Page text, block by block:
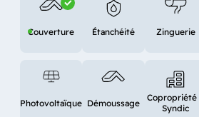
Couverture Étanchéité Zinguerie
Photovoltaïque Démoussage
Syndic